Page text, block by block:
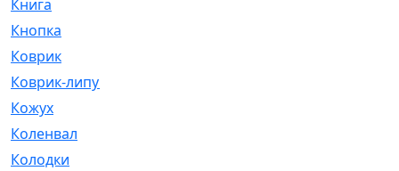
Книга
Кнопка
Коврик
Коврик-липучка
Кожух
Коленвал
Колодки